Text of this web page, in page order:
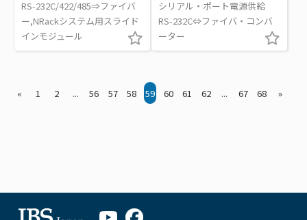
RS-232C/422/485⇒ファイバ
ー,NRackシステム用スライド
インモジュール
シリアル・ポート電源供給
RS-232C⇔ファイバ・コンバ
ーター
« 1 2 ... 56 57 58 59 60 61 62 ... 67 68 »